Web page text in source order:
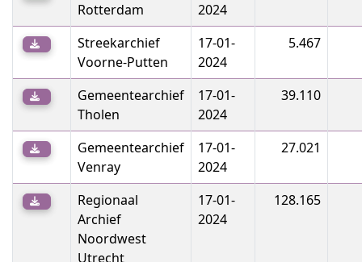
Rotterdam
2024
Streekarchief
Voorne-Putten
17-01-
2024
5.467
Gemeentearchief
Tholen
17-01-
2024
39.110
Gemeentearchief
Venray
17-01-
2024
27.021
Regionaal
Archief
Noordwest
Utrecht
17-01-
2024
128.165